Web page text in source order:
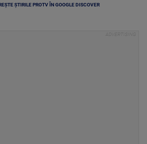
ȘTIRILE PROTV ÎN GOOGLE DISCOVER